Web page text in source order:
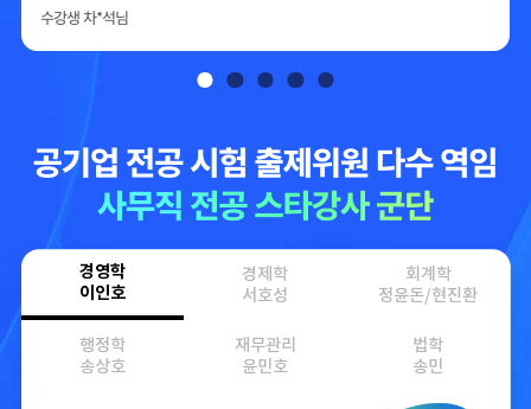
수강생 차*석님
경영학
이인호
경제학
서호성
회계학
정윤돈/현진환
행정학
송상호
재무관리
윤민호
법학
송민